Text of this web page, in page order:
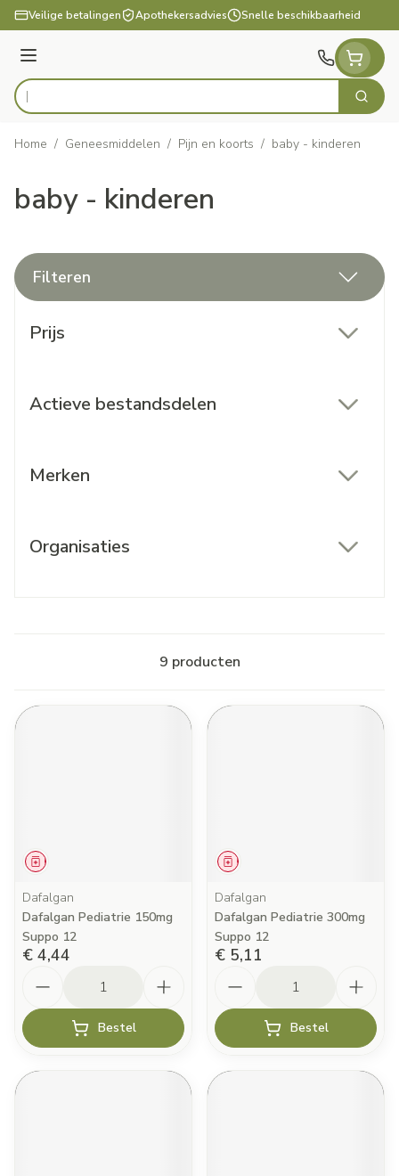
Ga naar de inhoud
Veilige betalingen Apothekersadvies Snelle beschikbaarheid
Menu
Product, merk, categorie... Zoek
Home / Geneesmiddelen / Pijn en koorts / baby - kinderen
baby - kinderen
Filteren
Prijs
Actieve bestandsdelen
Merken
Organisaties
9 producten
Geneesmiddel
Dafalgan
Dafalgan Pediatrie 150mg
Suppo 12
€ 4,44
Bestel
Geneesmiddel
Dafalgan
Dafalgan Pediatrie 300mg
Suppo 12
€ 5,11
Bestel